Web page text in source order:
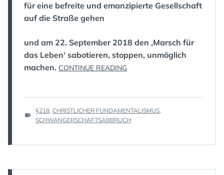
für eine befreite und emanzipierte Gesellschaft
auf die Straße gehen
und am 22. September 2018 den ‚Marsch für
das Leben‘ sabotieren, stoppen, unmöglich
machen. CONTINUE READING„21.
SEPTEMBER:
§
218
–
TAGS
:
§218,CHRISTLICHER FUNDAMENTALISMUS,
SCHWANGERSCHAFTSABBRUCH